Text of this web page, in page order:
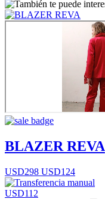
BLAZER REVA
USD298 USD124
USD112